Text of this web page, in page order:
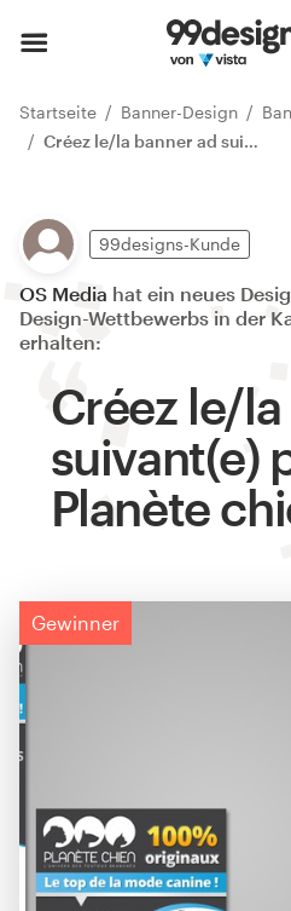
Startseite Banner-Design
Créez le/la banner ad suivant(e) pour Planète chien
99designs-Kunde
OS Media hat ein neues
Design-Wettbewerbs in der
erhalten:
Gewinner
Créez le/
suivant(e)
Planète